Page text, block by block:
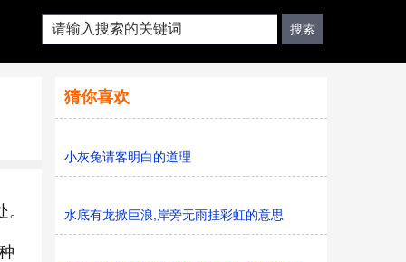
猜你喜欢
小灰兔请客明白的道理
水底有龙掀巨浪,岸旁无雨挂彩虹的意思